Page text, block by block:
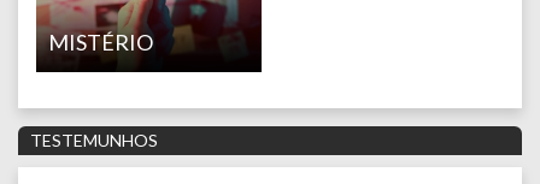
MISTÉRIO
TESTEMUNHOS